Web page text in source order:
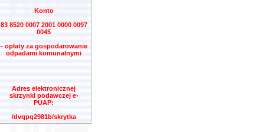
Konto
83 8520 0007 2001 0000 0097
0045
- opłaty za gospodarowanie
odpadami komunalnymi
Adres elektronicznej
skrzynki podawczej e-
PUAP:
/dvqpq2981b/skrytka